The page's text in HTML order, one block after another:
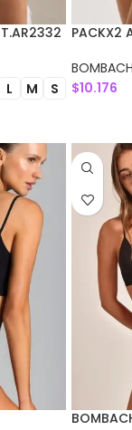
L M S
PACKX2
$10.176